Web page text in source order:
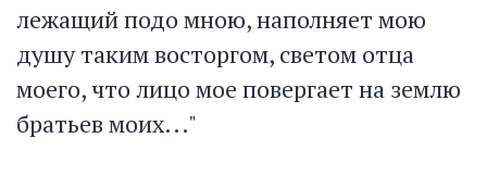
лежащий подо мною, наполняет мою
душу таким восторгом, светом отца
моего, что лицо мое повергает на землю
братьев моих..."